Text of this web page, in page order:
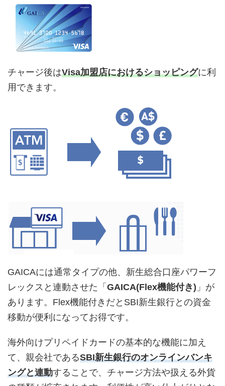
チャージ後はVisa加盟店におけるショッピングに利
用できます。
GAICAには通常タイプの他、新生総合口座パワーフ
レックスと連動させた「 GAICA(Flex機能付き) 」が
あります。Flex機能付きだとSBI新生銀行との資金
移動が便利になってお得です。
海外向けプリペイドカードの基本的な機能に加え
て、親会社であるSBI新生銀行のオンラインバンキ
ングと連動することで、チャージ方法や扱える外貨